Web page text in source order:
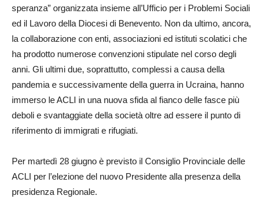
speranza” organizzata insieme all’Ufficio per i Problemi Sociali
ed il Lavoro della Diocesi di Benevento. Non da ultimo, ancora,
la collaborazione con enti, associazioni ed istituti scolatici che
ha prodotto numerose convenzioni stipulate nel corso degli
anni. Gli ultimi due, soprattutto, complessi a causa della
pandemia e successivamente della guerra in Ucraina, hanno
immerso le ACLI in una nuova sfida al fianco delle fasce più
deboli e svantaggiate della società oltre ad essere il punto di
riferimento di immigrati e rifugiati.
Per martedì 28 giugno è previsto il Consiglio Provinciale delle
ACLI per l’elezione del nuovo Presidente alla presenza della
presidenza Regionale.